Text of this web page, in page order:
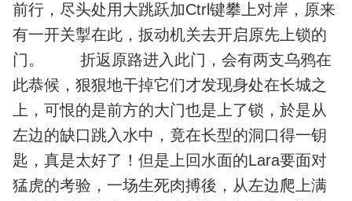
前行，尽头处用大跳跃加Ctrl键攀上对岸，原来
有一开关掣在此，扳动机关去开启原先上锁的
门。 折返原路进入此门，会有两支乌鸦在
此恭候，狠狠地干掉它们才发现身处在长城之
上，可恨的是前方的大门也是上了锁，於是从
左边的缺口跳入水中，竟在长型的洞口得一钥
匙，真是太好了！但是上回水面的Lara要面对
猛虎的考验，一场生死肉搏後，从左边爬上满